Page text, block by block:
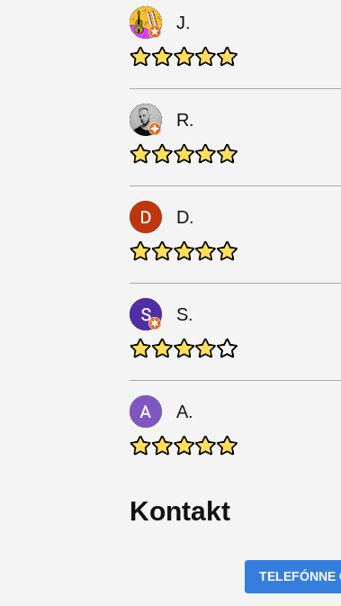
J.
R.
D.
S.
A.
Kontakt
TELEFÓNNE